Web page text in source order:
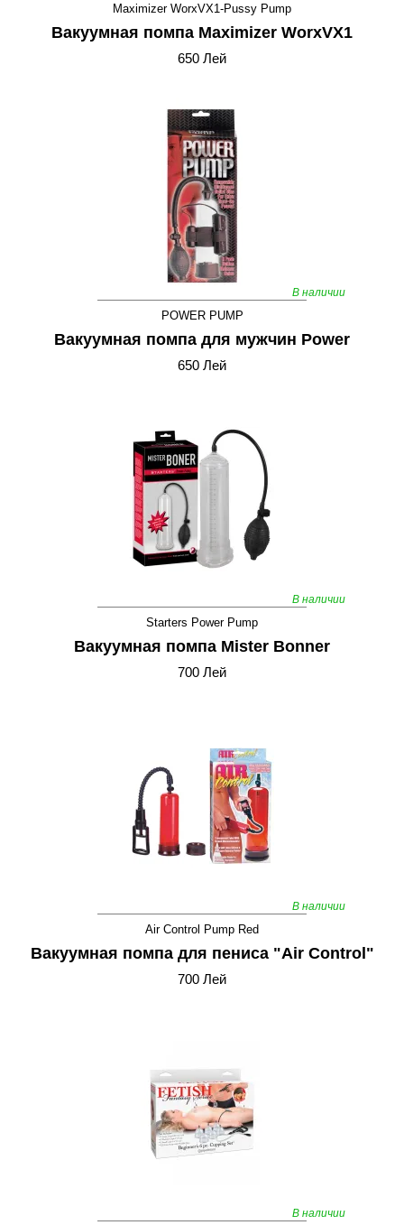
Maximizer WorxVX1-Pussy Pump
Вакуумная помпа Maximizer WorxVX1
650 Лей
В наличии
POWER PUMP
Вакуумная помпа для мужчин Power
650 Лей
В наличии
Starters Power Pump
Вакуумная помпа Mister Bonner
700 Лей
В наличии
Air Control Pump Red
Вакуумная помпа для пениса "Air Control"
700 Лей
В наличии